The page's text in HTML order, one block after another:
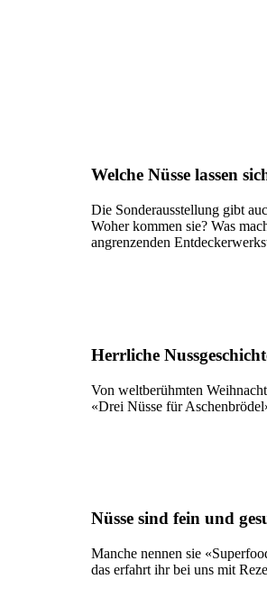
Welche Nüsse lassen
Die Sonderausstellung gibt
Woher kommen sie? Was
angrenzenden
Herrliche
Von weltberühmten
«Drei Nüsse für
Nüsse sind fein und
Manche nennen sie
das erfahrt ihr bei uns mit